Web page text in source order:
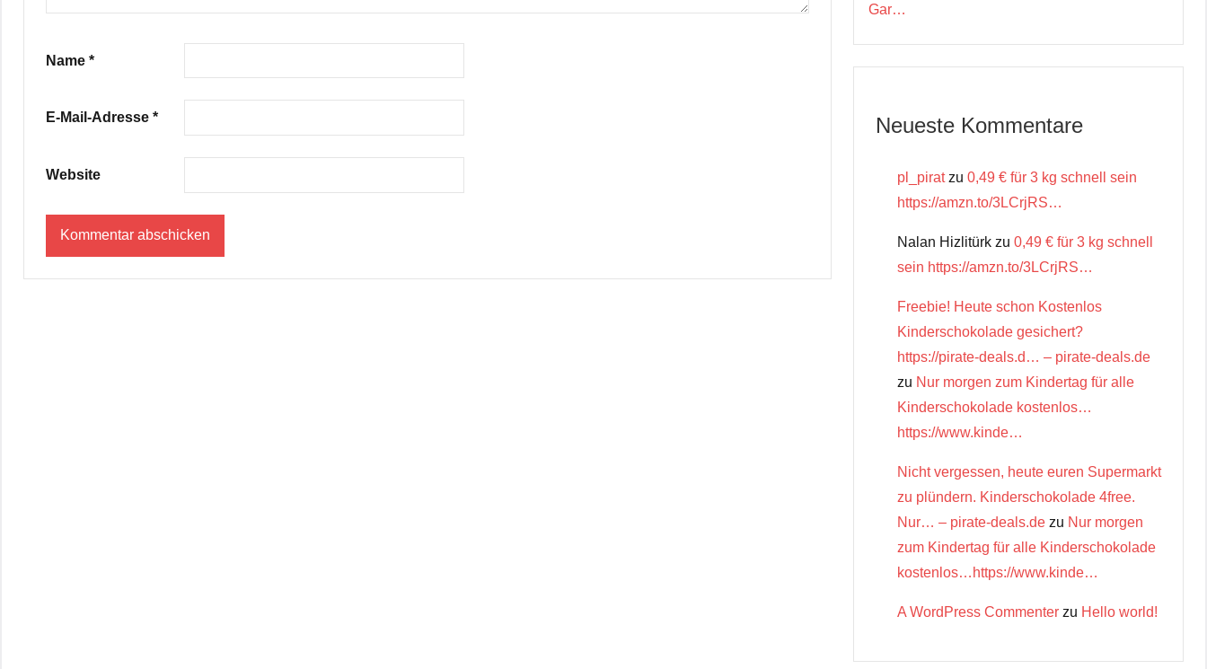
Name *
E-Mail-Adresse *
Website
Gar…
Neueste Kommentare
pl_piratzu 0,49 € für 3 kg schnell sein
https://amzn.to/3LCrjRS…
Nalan Hizlitürk zu 0,49 € für 3 kg schnell
sein https://amzn.to/3LCrjRS…
Freebie! Heute schon Kostenlos
Kinderschokolade gesichert?
https://pirate-deals.d… – pirate-deals.de
zu Nur morgen zum Kindertag für alle
Kinderschokolade kostenlos…
https://www.kinde…
Nicht vergessen, heute euren Supermarkt
zu plündern. Kinderschokolade 4free.
Nur… – pirate-deals.de zu Nur morgen
zum Kindertag für alle Kinderschokolade
kostenlos…https://www.kinde…
A WordPress Commenter zu Hello world!